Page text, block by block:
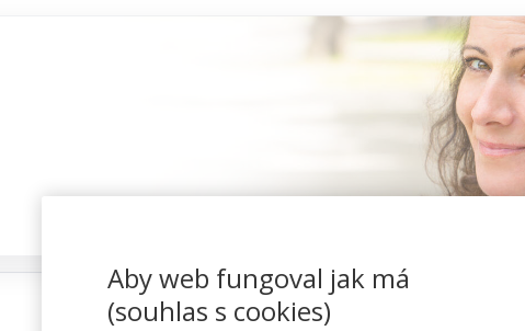
Aby web fungoval jak má
(souhlas s cookies)